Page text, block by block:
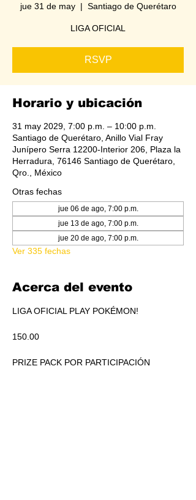
jue 31 de may
  |
Santiago de Querétaro
LIGA OFICIAL
RSVP
Horario y ubicación
31 may 2029, 7:00 p.m. – 10:00 p.m.
Santiago de Querétaro, Anillo Vial Fray
Junípero Serra 12200-Interior 206, Plaza la
Herradura, 76146 Santiago de Querétaro,
Qro., México
Otras fechas
jue 06 de ago, 7:00 p.m.
jue 13 de ago, 7:00 p.m.
jue 20 de ago, 7:00 p.m.
Ver 335 fechas
Acerca del evento
LIGA OFICIAL PLAY POKÉMON!
150.00
PRIZE PACK POR PARTICIPACIÓN